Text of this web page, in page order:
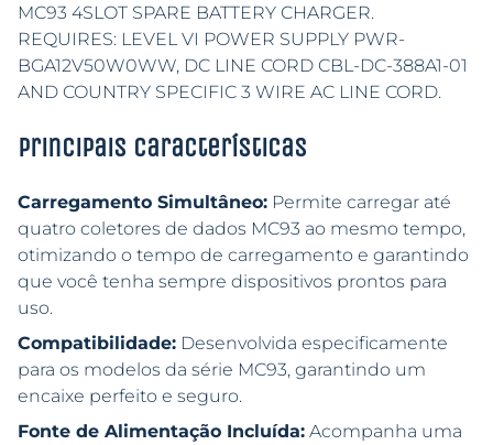
MC93 4SLOT SPARE BATTERY CHARGER.
REQUIRES: LEVEL VI POWER SUPPLY PWR-
BGA12V50W0WW, DC LINE CORD CBL-DC-388A1-01
AND COUNTRY SPECIFIC 3 WIRE AC LINE CORD.
Principais características
Carregamento Simultâneo: Permite carregar até
quatro coletores de dados MC93 ao mesmo tempo,
otimizando o tempo de carregamento e garantindo
que você tenha sempre dispositivos prontos para
uso.
Compatibilidade: Desenvolvida especificamente
para os modelos da série MC93, garantindo um
encaixe perfeito e seguro.
Fonte de Alimentação Incluída: Acompanha uma